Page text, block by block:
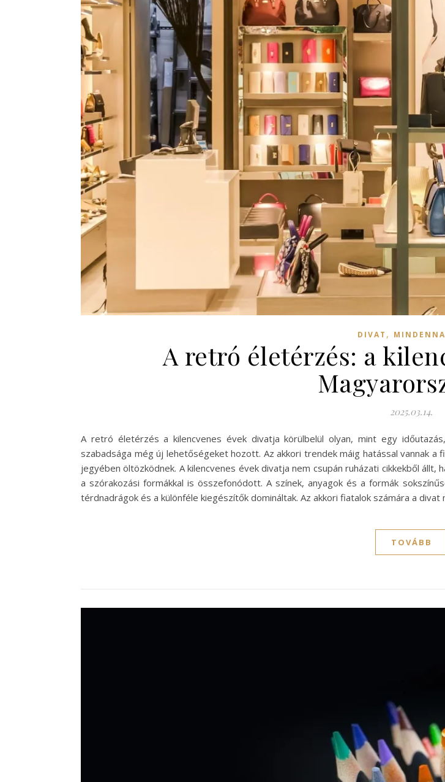
DIVAT ,
A retró életérzés: a
2025.03.14.
A retró életérzés a kilencvenes évek divatja körülbelül olyan, mint egy
szabadsága még új lehetőségeket hozott. Az akkori trendek máig hatással vannak
jegyében öltözködnek. A kilencvenes évek divatja nem csupán ruházati cikkekből
a szórakozási formákkal is összefonódott. A színek, anyagok és a formák
térdnadrágok és a különféle kiegészítők domináltak. Az akkori fiatalok számára a
TOVÁBB